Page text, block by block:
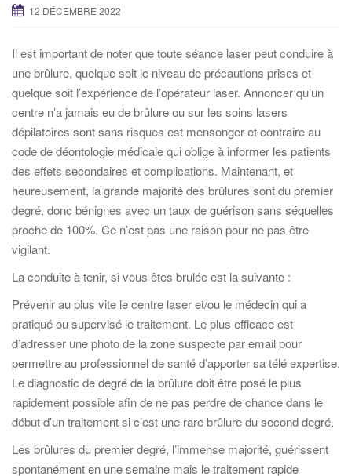
12 DÉCEMBRE 2022
Il est important de noter que toute séance laser peut conduire à
une brûlure, quelque soit le niveau de précautions prises et
quelque soit l’expérience de l’opérateur laser. Annoncer qu’un
centre n’a jamais eu de brûlure ou sur les soins lasers
dépilatoires sont sans risques est mensonger et contraire au
code de déontologie médicale qui oblige à informer les patients
des effets secondaires et complications. Maintenant, et
heureusement, la grande majorité des brûlures sont du premier
degré, donc bénignes avec un taux de guérison sans séquelles
proche de 100%. Ce n’est pas une raison pour ne pas être
vigilant.
La conduite à tenir, si vous êtes brulée est la suivante :
Prévenir au plus vite le centre laser et/ou le médecin qui a
pratiqué ou supervisé le traitement. Le plus efficace est
d’adresser une photo de la zone suspecte par email pour
permettre au professionnel de santé d’apporter sa télé expertise.
Le diagnostic de degré de la brûlure doit être posé le plus
rapidement possible afin de ne pas perdre de chance dans le
début d’un traitement si c’est une rare brûlure du second degré.
Les brûlures du premier degré, l’immense majorité, guérissent
spontanément en une semaine mais le traitement rapide